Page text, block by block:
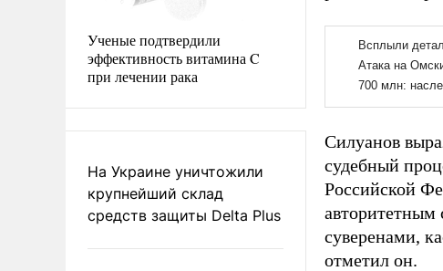
Ученые подтвердили
эффективность витамина C
при лечении рака
На Украине уничтожили
крупнейший склад
средств защиты Delta Plus
Силуанов
судебный
Российской
авторитетным
суверенами,
отметил он.